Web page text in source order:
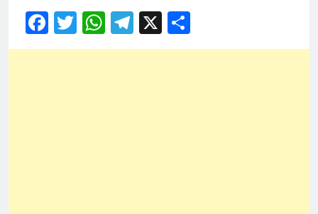
Facebook
Twitter
WhatsApp
Telegram
X